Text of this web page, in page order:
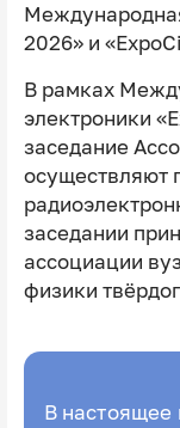
2026» и
В рамках
электроники
заседание
осуществляют
заседании
ассоциации
физики
В настоящее